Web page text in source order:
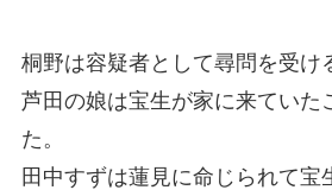
桐野は容疑者として尋問を受け
芦田の娘は宝生が家に来ていた
た。
田中すずは蓮見に命じられて宝